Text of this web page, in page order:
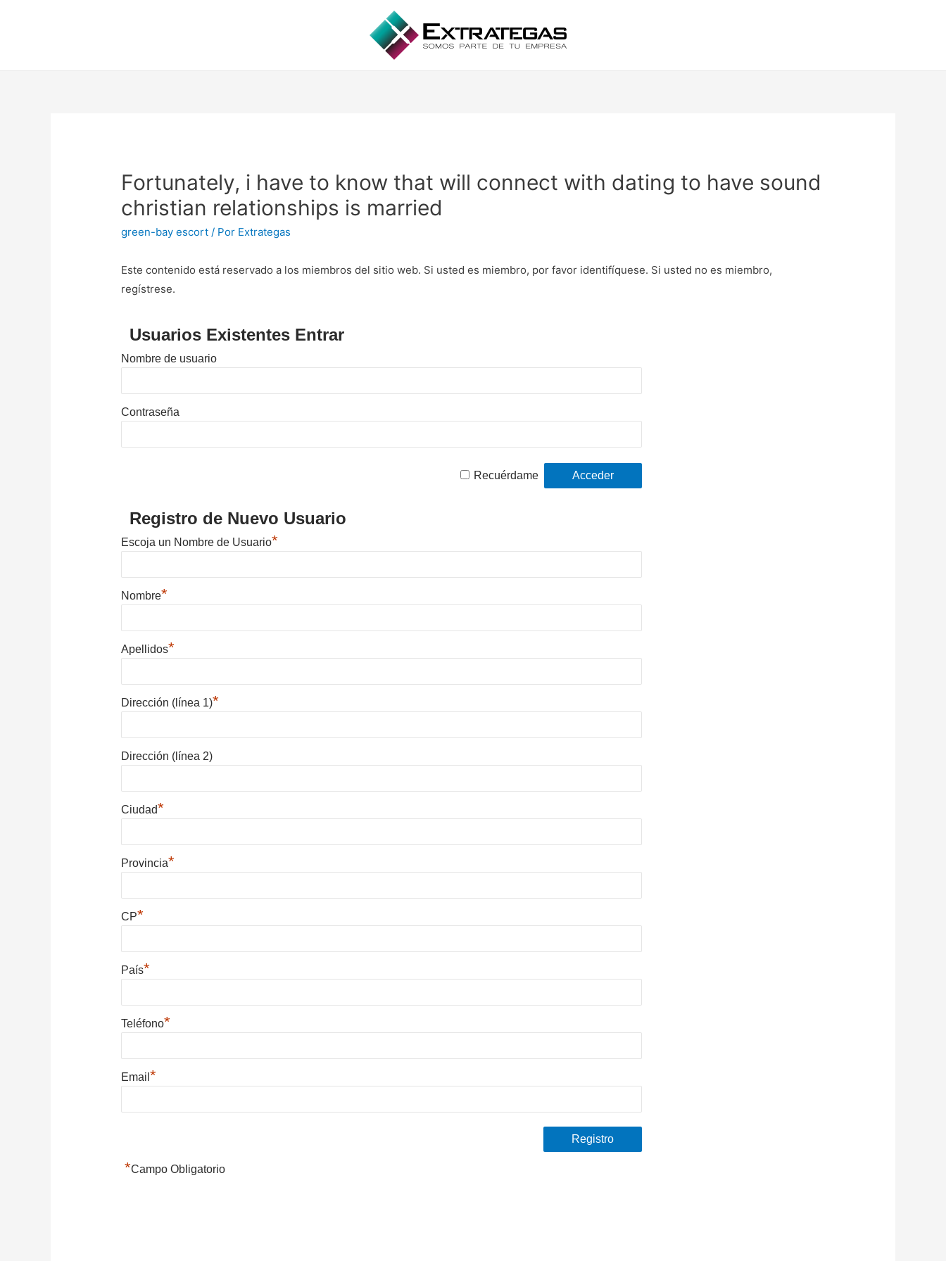
Fortunately, i have to know that will connect with dating to have sound
christian relationships is married
green-bay escort / Por Extrategas
Este contenido está reservado a los miembros del sitio web. Si usted es miembro, por favor identifíquese. Si usted no es miembro,
regístrese.
Usuarios Existentes Entrar
Nombre de usuario
Contraseña
Recuérdame
Registro de Nuevo Usuario
Escoja un Nombre de Usuario*
Nombre*
Apellidos*
Dirección (línea 1)*
Dirección (línea 2)
Ciudad*
Provincia*
CP*
País*
Teléfono*
Email*
*Campo Obligatorio